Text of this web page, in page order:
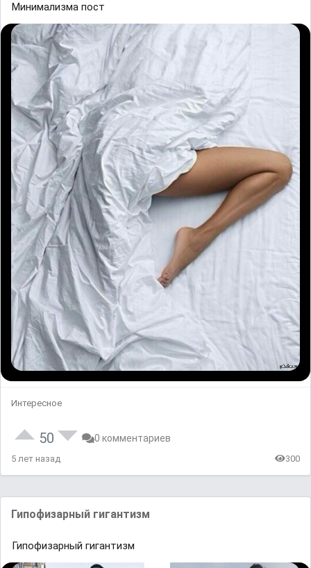
Минимализма пост
Интересное
50 0 комментариев
5 лет назад 300
Гипофизарный гигантизм
Гипофизарный гигантизм